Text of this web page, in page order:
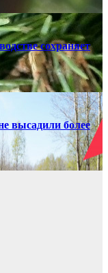
сохраняет
высадили более